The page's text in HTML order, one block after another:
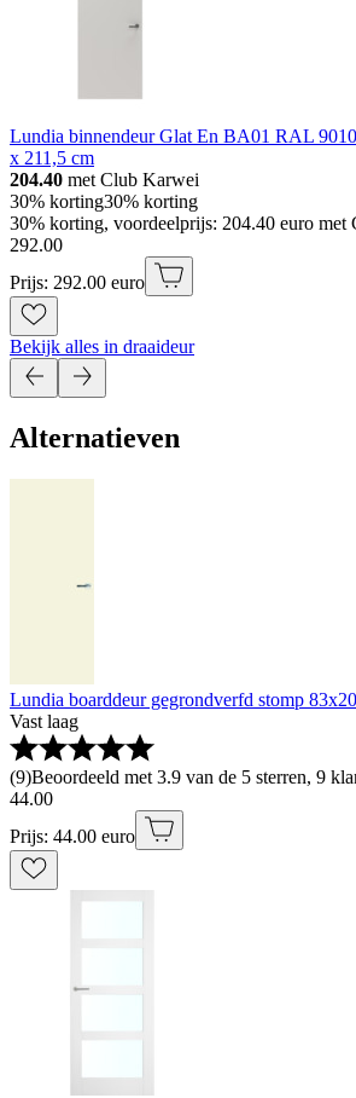
Lundia binnendeur Glat En BA01 RAL
x 211,5 cm
204.40 met Club Karwei
30% korting30% korting
30% korting, voordeelprijs: 204.40 euro met
292.00
Prijs: 292.00 euro
Bekijk alles in draaideur
Alternatieven
Lundia boarddeur gegrondverfd stomp
Vast laag
(9)Beoordeeld met 3.9 van de 5 sterren, 9
44.00
Prijs: 44.00 euro